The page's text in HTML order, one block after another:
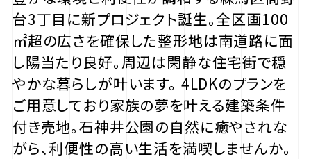
台3丁目に新プロジェクト誕生。全区画100
㎡超の広さを確保した整形地は南道路に面
し陽当たり良好。周辺は閑静な住宅街で穏
やかな暮らしが叶います。 4LDKのプランを
ご用意しており家族の夢を叶える建築条件
付き売地。石神井公園の自然に癒やされな
がら、利便性の高い生活を満喫しませんか。